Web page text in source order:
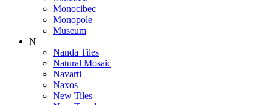
Monocibec
Monopole
Museum
N
Nanda Tiles
Natural Mosaic
Navarti
Naxos
New Tiles